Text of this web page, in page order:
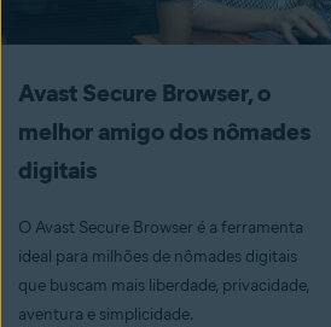
Avast Secure Browser, o
melhor amigo dos nômades
digitais
O Avast Secure Browser é a ferramenta
ideal para milhões de nômades digitais
que buscam mais liberdade, privacidade,
aventura e simplicidade.